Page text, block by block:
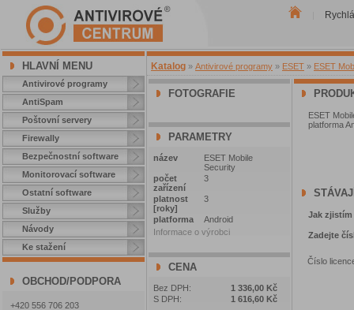
HLAVNÍ MENU
Antivirové programy
AntiSpam
Poštovní servery
Firewally
Bezpečnostní software
Monitorovací software
Ostatní software
Služby
Návody
Ke stažení
OBCHOD/PODPORA
+420 556 706 203
Katalog » Antivirové programy » ESET » ESET
FOTOGRAFIE
PARAMETRY
název
ESET Mobile
Security
počet
zařízení
3
platnost
[roky]
3
platforma
Android
Informace o výrobci
CENA
Bez DPH:
1 336,00 Kč
S DPH:
1 616,60 Kč
ESET
platforma
Jak
Zadejte
Číslo